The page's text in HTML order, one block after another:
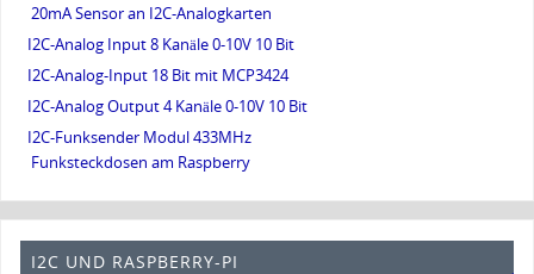
20mA Sensor an I2C-Analogkarten
I2C-Analog Input 8 Kanäle 0-10V 10 Bit
I2C-Analog-Input 18 Bit mit MCP3424
I2C-Analog Output 4 Kanäle 0-10V 10 Bit
I2C-Funksender Modul 433MHz
Funksteckdosen am Raspberry
I2C UND RASPBERRY-PI